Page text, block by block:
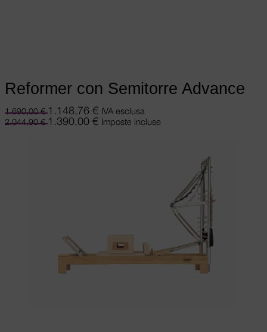
Reformer con Semitorre Advance
1.690,00€ 1.148,76 € IVA esclusa
2.044,90€ 1.390,00 € Imposte incluse